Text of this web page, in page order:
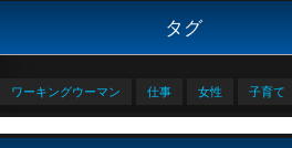
タグ
ワーキングウーマン 仕事 女性 子育て